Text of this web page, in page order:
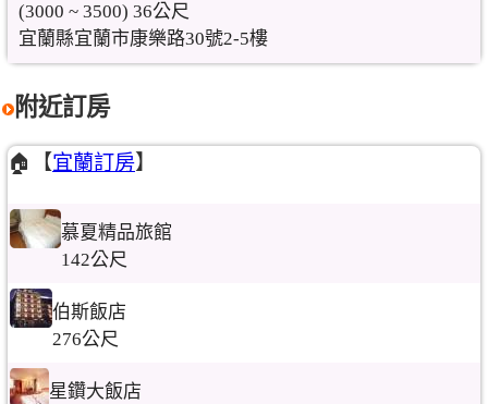
(3000 ~ 3500) 36公尺
宜蘭縣宜蘭市康樂路30號2-5樓
附近訂房
🏠【宜蘭訂房】
慕夏精品旅館
142公尺
伯斯飯店
276公尺
星鑽大飯店